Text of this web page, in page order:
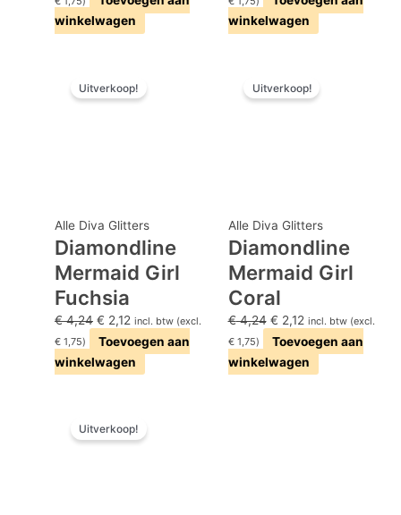
winkelwagen
winkelwagen
Uitverkoop!
Alle Diva Glitters
Diamondline
Mermaid Girl
Fuchsia
€4,24
prijs
€ 2,12
prijs
incl. btw (excl.
€ 1,75)
Toevoegen aan
winkelwagen
Uitverkoop!
Alle Diva Glitters
Diamondline
Mermaid Girl
Coral
€4,24
prijs
€ 2,12
prijs
incl. btw (excl.
€1,75)
Toevoegen aan
winkelwagen
Uitverkoop!
prijs
prijs